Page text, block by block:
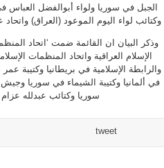
الجبل في سوريا ولواء أبوالفضل العباس
وكتائب لواء اليوم الموعود (العراق)
وذكر البيان ان القائمة ضمت ‘اتحاد
الإسلام العراقية واتحاد المنظمات
والرابطة الإسلامية في بريطانيا وكتيبة
في ألمانيا وكتيبة الشيماء في سوريا
سوريا وكتائب عبدلله
tweet